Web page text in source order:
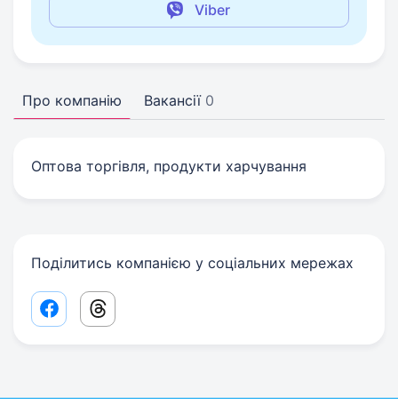
Viber
Про компанію Вакансії 0
Оптова торгiвля, продукти харчування
Поділитись компанією у соціальних мережах
Facebook share link
Threads share link